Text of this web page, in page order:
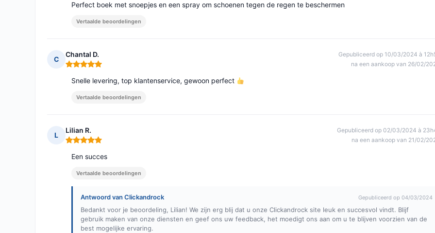
Perfect boek met snoepjes en een spray om schoenen tegen de regen te beschermen
Vertaalde beoordelingen
C
Chantal D.
Opmerking: 5 van 5
Gepubliceerd op 10/03/2024 à
na een aankoop van 26/02/
Snelle levering, top klantenservice, gewoon perfect
Vertaalde beoordelingen
L
Lilian R.
Opmerking: 5 van 5
Gepubliceerd op 02/03/2024 à
na een aankoop van 21/02/
Een succes
Vertaalde beoordelingen
Antwoord van Clickandrock Gepubliceerd op 04/03/2024
Bedankt voor je beoordeling, Lilian! We zijn erg blij dat u onze Clickandrock site leuk en succesvol vindt. Blijf
gebruik maken van onze diensten en geef ons uw feedback, het moedigt ons aan om u te blijven voorzien van de
best mogelijke ervaring.